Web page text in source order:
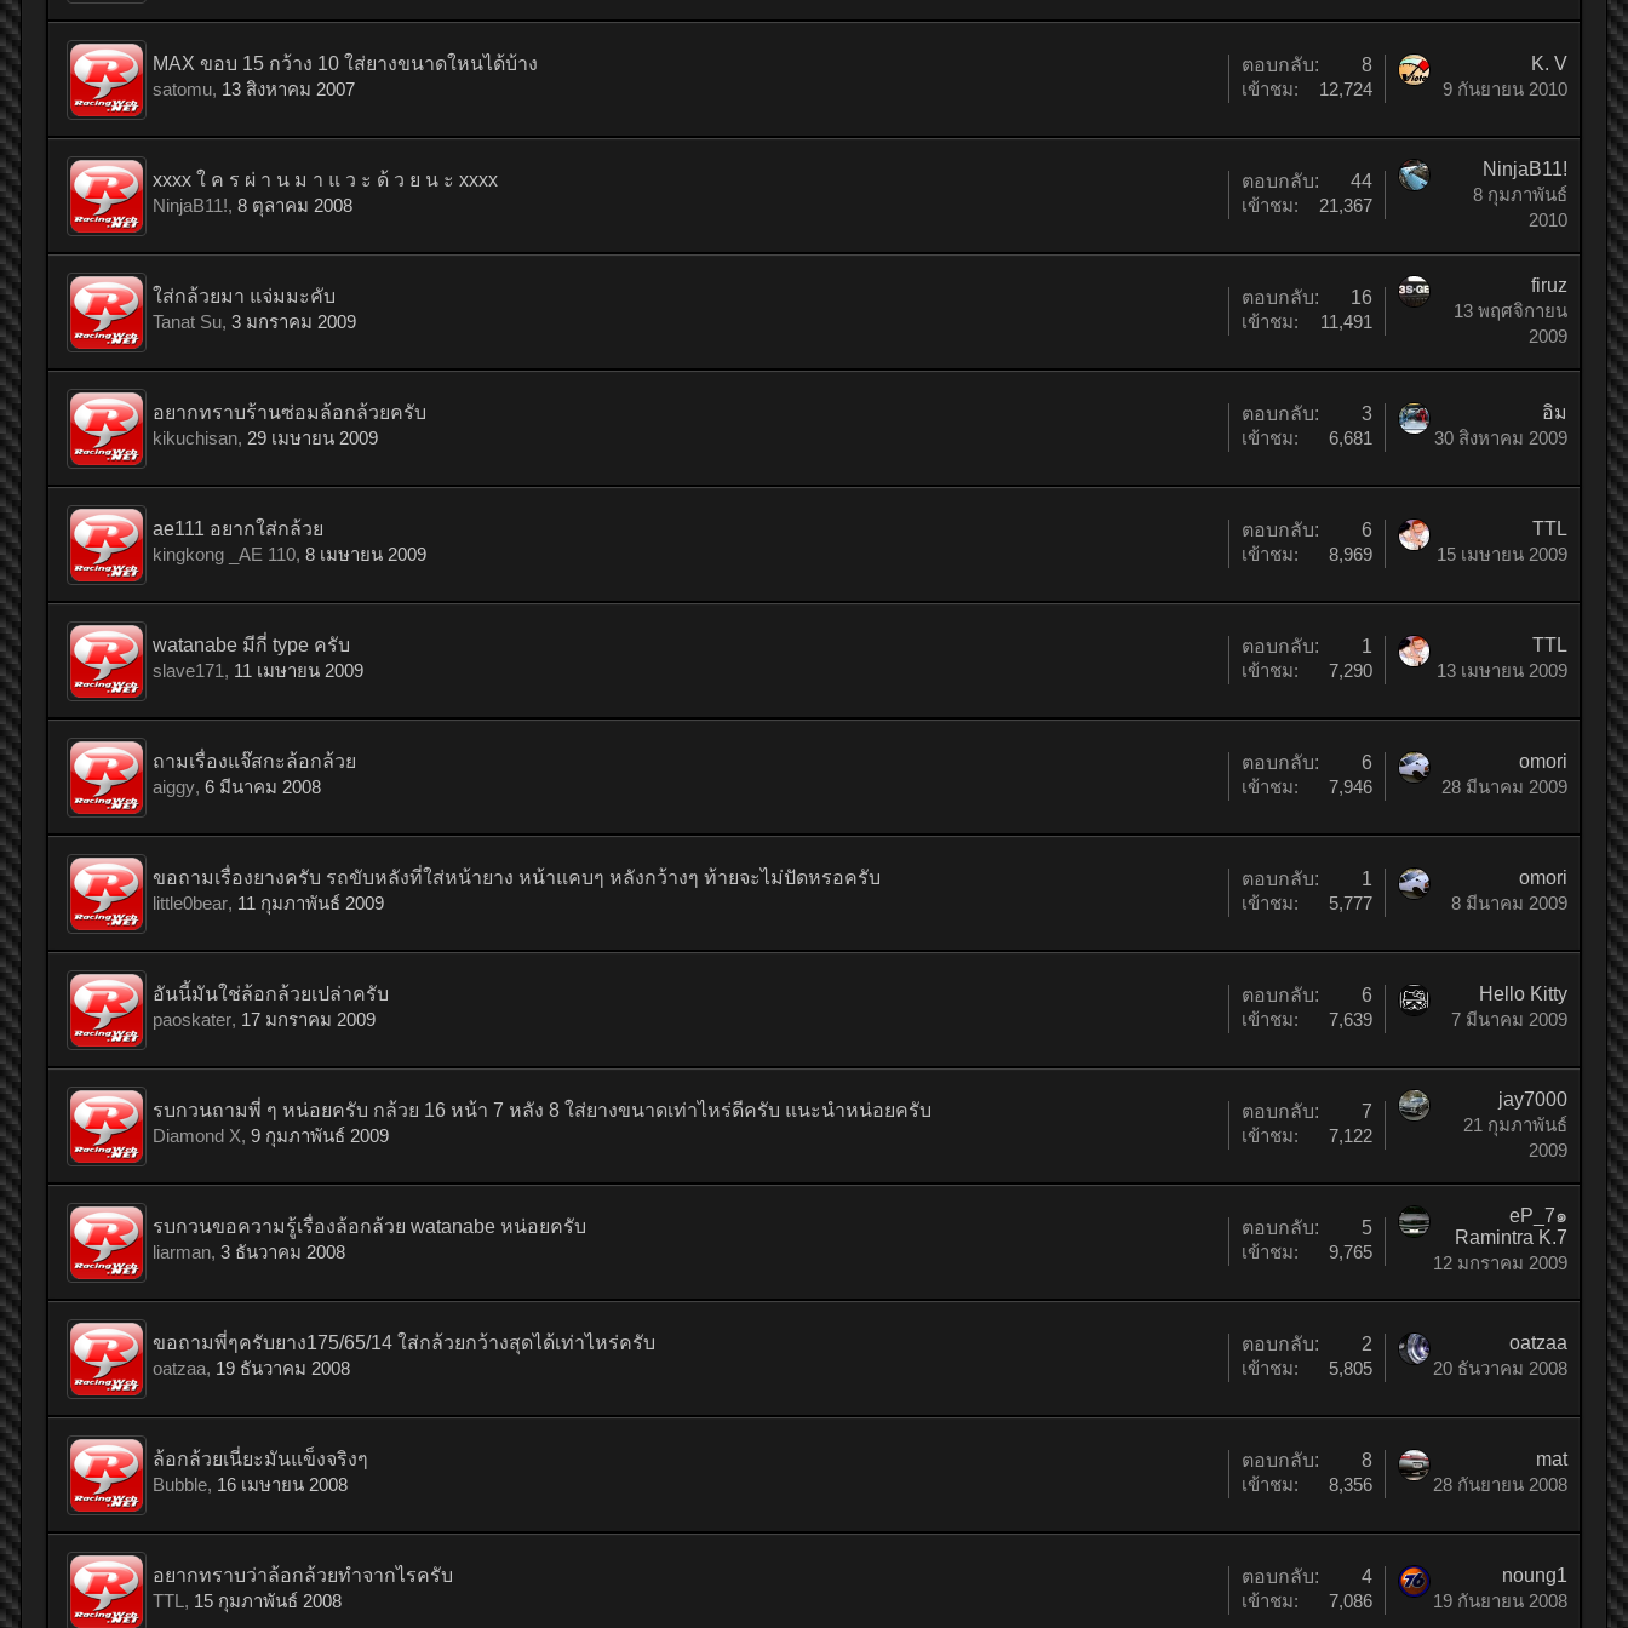
MAX ขอบ 15 กว้าง 10 ใส่ยางขนาดใหนได้บ้าง
satomu, 13 สิงหาคม 2007
ตอบกลับ:
8
เข้าชม:
12,724
K. V
9 กันยายน 2010
xxxx ใ ค ร ผ่ า น ม า แ ว ะ ด้ ว ย น ะ xxxx
NinjaB11!, 8 ตุลาคม 2008
ตอบกลับ:
44
เข้าชม:
21,367
NinjaB11!
8 กุมภาพันธ์
2010
ใส่กล้วยมา แจ่มมะคับ
Tanat Su, 3 มกราคม 2009
ตอบกลับ:
16
เข้าชม:
11,491
firuz
13 พฤศจิกายน
2009
อยากทราบร้านซ่อมล้อกล้วยครับ
kikuchisan, 29 เมษายน 2009
ตอบกลับ:
3
เข้าชม:
6,681
อิม
30 สิงหาคม 2009
ae111 อยากใส่กล้วย
kingkong _AE 110, 8 เมษายน 2009
ตอบกลับ:
6
เข้าชม:
8,969
TTL
15 เมษายน 2009
watanabe มีกี่ type ครับ
slave171, 11 เมษายน 2009
ตอบกลับ:
1
เข้าชม:
7,290
TTL
13 เมษายน 2009
ถามเรื่องแจ๊สกะล้อกล้วย
aiggy, 6 มีนาคม 2008
ตอบกลับ:
6
เข้าชม:
7,946
omori
28 มีนาคม 2009
ขอถามเรื่องยางครับ รถขับหลังที่ใส่หน้ายาง หน้าแคบๆ หลังกว้างๆ ท้ายจะไม่ปัดหรอครับ
little0bear, 11 กุมภาพันธ์ 2009
ตอบกลับ:
1
เข้าชม:
5,777
omori
8 มีนาคม 2009
อันนี้มันใช่ล้อกล้วยเปล่าครับ
paoskater, 17 มกราคม 2009
ตอบกลับ:
6
เข้าชม:
7,639
Hello Kitty
7 มีนาคม 2009
รบกวนถามพี่ ๆ หน่อยครับ กล้วย 16 หน้า 7 หลัง 8 ใส่ยางขนาดเท่าไหร่ดีครับ แนะนำหน่อยครับ
Diamond X, 9 กุมภาพันธ์ 2009
ตอบกลับ:
7
เข้าชม:
7,122
jay7000
21 กุมภาพันธ์
2009
รบกวนขอความรู้เรื่องล้อกล้วย watanabe หน่อยครับ
liarman, 3 ธันวาคม 2008
ตอบกลับ:
5
เข้าชม:
9,765
eP_7๑
Ramintra K.7
12 มกราคม 2009
ขอถามพี่ๆครับยาง175/65/14 ใส่กล้วยกว้างสุดได้เท่าไหร่ครับ
oatzaa, 19 ธันวาคม 2008
ตอบกลับ:
2
เข้าชม:
5,805
oatzaa
20 ธันวาคม 2008
ล้อกล้วยเนี่ยะมันแข็งจริงๆ
Bubble, 16 เมษายน 2008
ตอบกลับ:
8
เข้าชม:
8,356
mat
28 กันยายน 2008
อยากทราบว่าล้อกล้วยทำจากไรครับ
TTL , 15 กุมภาพันธ์ 2008
ตอบกลับ:
4
เข้าชม:
7,086
noung1
19 กันยายน 2008